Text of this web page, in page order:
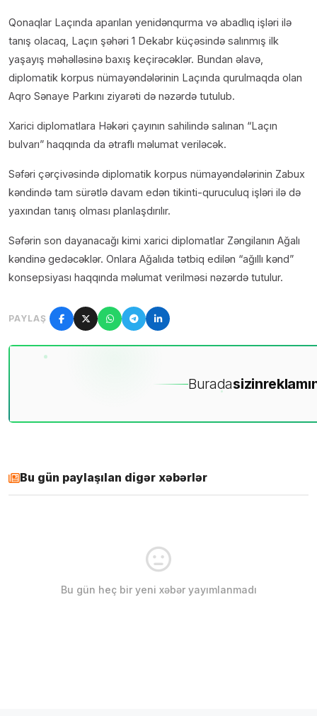
Qonaqlar Laçında aparılan yenidənqurma və abadlıq işləri ilə
tanış olacaq, Laçın şəhəri 1 Dekabr küçəsində salınmış ilk
yaşayış məhəlləsinə baxış keçirəcəklər. Bundan əlavə,
diplomatik korpus nümayəndələrinin Laçında qurulmaqda olan
Aqro Sənaye Parkını ziyarəti də nəzərdə tutulub.
Xarici diplomatlara Həkəri çayının sahilində salınan “Laçın
bulvarı” haqqında da ətraflı məlumat veriləcək.
Səfəri çərçivəsində diplomatik korpus nümayəndələrinin Zabux
kəndində tam sürətlə davam edən tikinti-quruculuq işləri ilə də
yaxından tanış olması planlaşdırılır.
Səfərin son dayanacağı kimi xarici diplomatlar Zəngilanın Ağalı
kəndinə gedəcəklər. Onlara Ağalıda tətbiq edilən “ağıllı kənd”
konsepsiyası haqqında məlumat verilməsi nəzərdə tutulur.
PAYLAŞ
Buradasizin
Bu gün paylaşılan digər xəbərlər
Bu gün heç bir yeni xəbər yayımlanmadı